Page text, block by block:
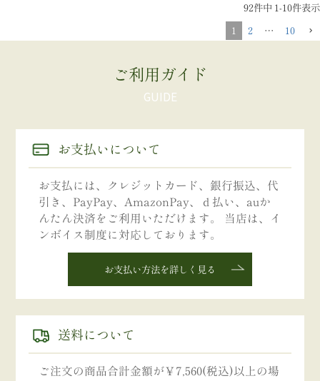
92件中 1 -10件表示
1 2 … 10
ご利用ガイド
お支払いについて
お支払には、クレジットカード、銀行振込、代
引き、PayPay、AmazonPay、ｄ払い、auか
んたん決済をご利用いただけます。 当店は、イ
ンボイス制度に対応しております。
お支払い方法を詳しく見る
送料について
ご注文の商品合計金額が￥7,560(税込)以上の場